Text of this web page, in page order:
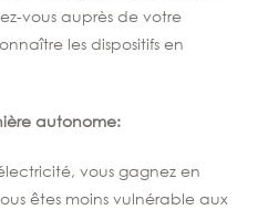
vous auprès de votre
les dispositifs en
autonome:
vous gagnez en
êtes moins vulnérable aux